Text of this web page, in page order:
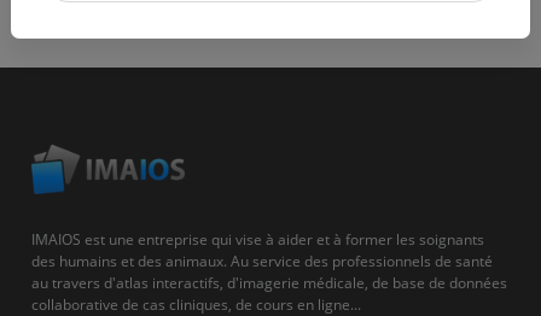
IMAIOS est une entreprise qui vise à aider et à former les soignants
des humains et des animaux. Au service des professionnels de santé
au travers d'atlas interactifs, d'imagerie médicale, de base de données
collaborative de cas cliniques, de cours en ligne...